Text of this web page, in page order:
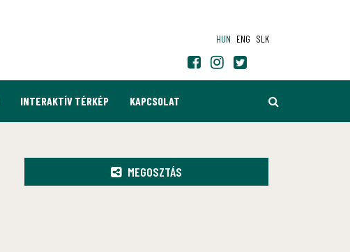
HUN ENG SLK
INTERAKTÍV TÉRKÉP KAPCSOLAT
MEGOSZTÁS